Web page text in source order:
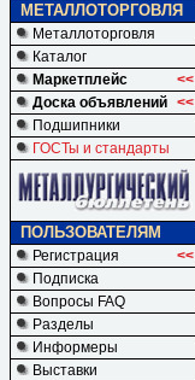
МЕТАЛЛОТОРГОВЛЯ
Металлоторговля
Каталог
Маркетплейс
<<
Доска объявлений <<
Подшипники
ГОСТы и стандарты
ПОЛЬЗОВАТЕЛЯМ
Регистрация
<<
Подписка
Вопросы FAQ
Разделы
Информеры
Выставки